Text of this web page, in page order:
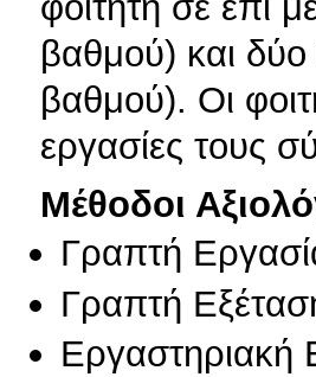
βαθμού) και
βαθμού). Οι
εργασίες τους
Μέθοδοι
Γραπτή
Γραπτή
Εργαστηριακή